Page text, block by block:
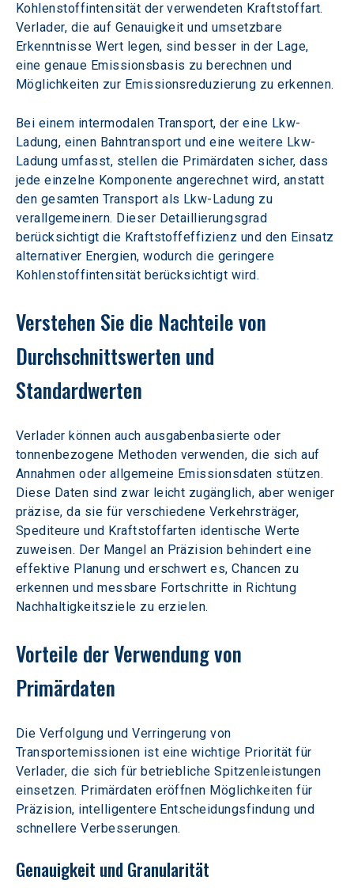
Kohlenstoffintensität der verwendeten Kraftstoffart.
Verlader, die auf Genauigkeit und umsetzbare
Erkenntnisse Wert legen, sind besser in der Lage,
eine genaue Emissionsbasis zu berechnen und
Möglichkeiten zur Emissionsreduzierung zu erkennen.
Bei einem intermodalen Transport, der eine Lkw-
Ladung, einen Bahntransport und eine weitere Lkw-
Ladung umfasst, stellen die Primärdaten sicher, dass
jede einzelne Komponente angerechnet wird, anstatt
den gesamten Transport als Lkw-Ladung zu
verallgemeinern. Dieser Detaillierungsgrad
berücksichtigt die Kraftstoffeffizienz und den Einsatz
alternativer Energien, wodurch die geringere
Kohlenstoffintensität berücksichtigt wird.
Verstehen Sie die Nachteile von
Durchschnittswerten und
Standardwerten
Verlader können auch ausgabenbasierte oder
tonnenbezogene Methoden verwenden, die sich auf
Annahmen oder allgemeine Emissionsdaten stützen.
Diese Daten sind zwar leicht zugänglich, aber weniger
präzise, da sie für verschiedene Verkehrsträger,
Spediteure und Kraftstoffarten identische Werte
zuweisen. Der Mangel an Präzision behindert eine
effektive Planung und erschwert es, Chancen zu
erkennen und messbare Fortschritte in Richtung
Nachhaltigkeitsziele zu erzielen.
Vorteile der Verwendung von
Primärdaten
Die Verfolgung und Verringerung von
Transportemissionen ist eine wichtige Priorität für
Verlader, die sich für betriebliche Spitzenleistungen
einsetzen. Primärdaten eröffnen Möglichkeiten für
Präzision, intelligentere Entscheidungsfindung und
schnellere Verbesserungen.
Genauigkeit und Granularität